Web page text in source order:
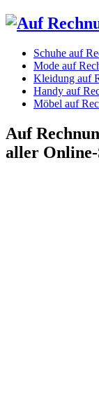
Schuhe auf
Mode auf
Kleidung auf
Handy auf
Möbel auf
Auf
aller Online-